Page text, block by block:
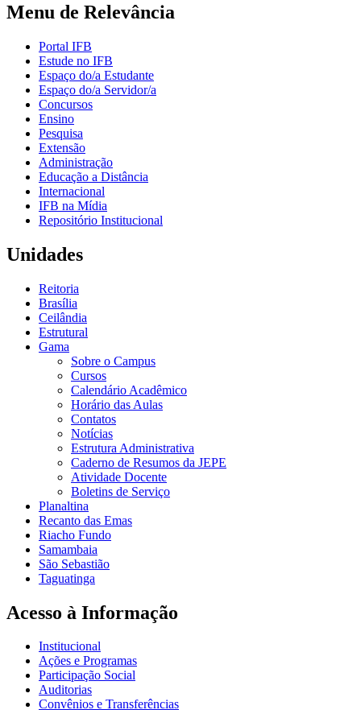
Menu de Relevância
Portal IFB
Estude no IFB
Espaço do/a Estudante
Espaço do/a Servidor/a
Concursos
Ensino
Pesquisa
Extensão
Administração
Educação a Distância
Internacional
IFB na Mídia
Repositório Institucional
Unidades
Reitoria
Brasília
Ceilândia
Estrutural
Gama
Sobre o Campus
Cursos
Calendário Acadêmico
Horário das Aulas
Contatos
Notícias
Estrutura Administrativa
Caderno de Resumos da JEPE
Atividade Docente
Boletins de Serviço
Planaltina
Recanto das Emas
Riacho Fundo
Samambaia
São Sebastião
Taguatinga
Acesso à Informação
Institucional
Ações e Programas
Participação Social
Auditorias
Convênios e Transferências